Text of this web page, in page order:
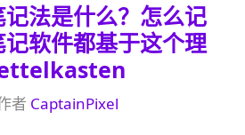
法是什么？怎么记
软件都基于这个理
者 CaptainPixel